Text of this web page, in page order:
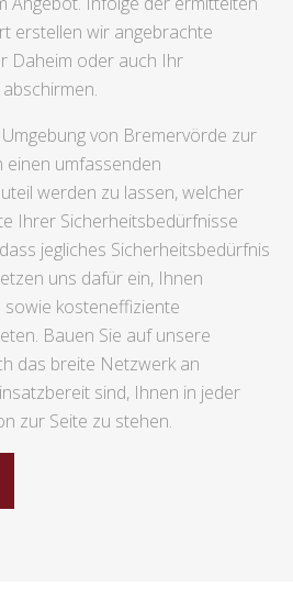
erstellen wir angebrachte
Daheim oder auch Ihr
von Bremervörde zur
einen umfassenden
werden zu lassen, welcher
Ihrer Sicherheitsbedürfnisse
jegliches Sicherheitsbedürfnis
uns dafür ein, Ihnen
sowie kosteneffiziente
Bauen Sie auf unsere
das breite Netzwerk an
sind, Ihnen in jeder
zur Seite zu stehen.